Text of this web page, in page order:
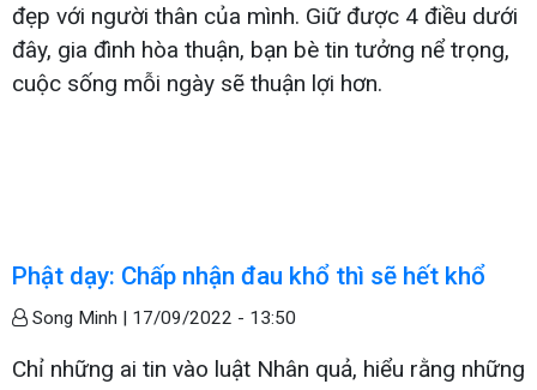
đẹp với người thân của mình. Giữ được 4 điều dưới
đây, gia đình hòa thuận, bạn bè tin tưởng nể trọng,
cuộc sống mỗi ngày sẽ thuận lợi hơn.
Phật dạy: Chấp nhận đau khổ thì sẽ hết khổ
Song Minh | 17/09/2022 - 13:50
Chỉ những ai tin vào luật Nhân quả, hiểu rằng những